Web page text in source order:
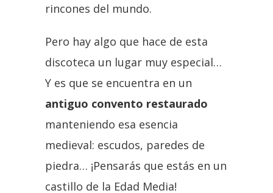
rincones del mundo.
Pero hay algo que hace de esta
discoteca un lugar muy especial…
Y es que se encuentra en un
antiguo convento restaurado
manteniendo esa esencia
medieval: escudos, paredes de
piedra… ¡Pensarás que estás en un
castillo de la Edad Media!